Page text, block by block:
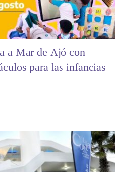
a Mar de Ajó con
para las infancias